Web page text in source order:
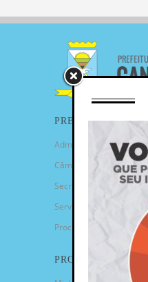
PREFEITURA
Administração Municipal
Câmara de Vereadores
Secretarias
Serviços
Procuradoria Geral
PROGRAMAS